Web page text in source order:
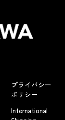
プライバシー
ポリシー
International